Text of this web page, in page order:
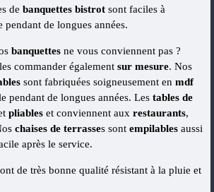
de banquettes bistrot sont faciles à
de longues années.
banquettes ne vous conviennent pas ?
commander également sur mesure. Nos
sont fabriquées soigneusement en mdf
pendant de longues années. Les tables de
pliables et conviennent aux restaurants,
chaises de terrasses sont empilables aussi
après le service.
de très bonne qualité résistant à la pluie et